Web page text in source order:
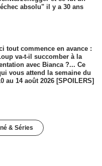
absolu" il y a 30 ans
tout commence en avance :
va-t-il succomber à la
avec Bianca ?... Ce
vous attend la semaine du
au 14 août 2026 [SPOILERS]
& Séries